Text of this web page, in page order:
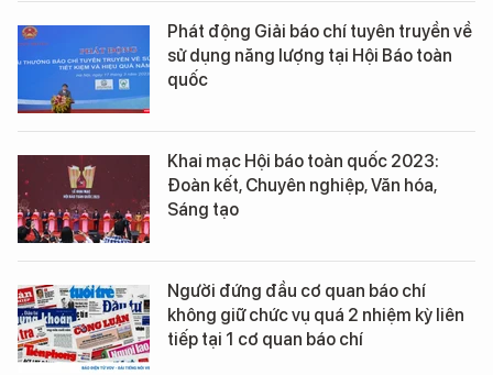
Phát động Giải báo chí tuyên truyền về
sử dụng năng lượng tại Hội Báo toàn
quốc
Khai mạc Hội báo toàn quốc 2023:
Đoàn kết, Chuyên nghiệp, Văn hóa,
Sáng tạo
Người đứng đầu cơ quan báo chí
không giữ chức vụ quá 2 nhiệm kỳ liên
tiếp tại 1 cơ quan báo chí